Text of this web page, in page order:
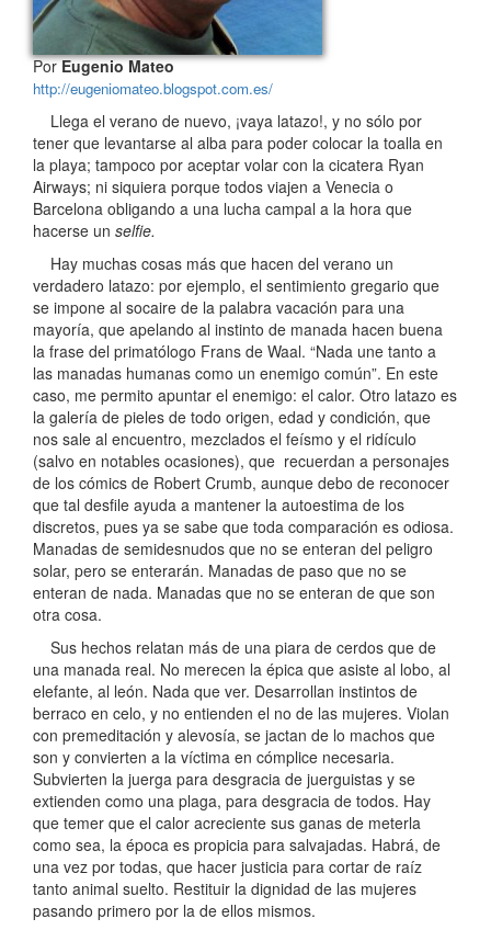
PorEugenio Mateo
http://eugeniomateo.blogspot.com.es/
Llega el verano de nuevo, ¡vaya latazo!, y no sólo por
tener que levantarse al alba para poder colocar la toalla en
la playa; tampoco por aceptar volar con la cicatera Ryan
Airways; ni siquiera porque todos viajen a Venecia o
Barcelona obligando a una lucha campal a la hora que
hacerse un selfie.
Hay muchas cosas más que hacen del verano un
verdadero latazo: por ejemplo, el sentimiento gregario que
se impone al socaire de la palabra vacación para una
mayoría, que apelando al instinto de manada hacen buena
la frase del primatólogo Frans de Waal. “Nada une tanto a
las manadas humanas como un enemigo común”. En este
caso, me permito apuntar el enemigo: el calor. Otro latazo es
la galería de pieles de todo origen, edad y condición, que
nos sale al encuentro, mezclados el feísmo y el ridículo
(salvo en notables ocasiones), que recuerdan a personajes
de los cómics de Robert Crumb, aunque debo de reconocer
que tal desfile ayuda a mantener la autoestima de los
discretos, pues ya se sabe que toda comparación es odiosa.
Manadas de semidesnudos que no se enteran del peligro
solar, pero se enterarán. Manadas de paso que no se
enteran de nada. Manadas que no se enteran de que son
otra cosa.
Sus hechos relatan más de una piara de cerdos que de
una manada real. No merecen la épica que asiste al lobo, al
elefante, al león. Nada que ver. Desarrollan instintos de
berraco en celo, y no entienden el no de las mujeres. Violan
con premeditación y alevosía, se jactan de lo machos que
son y convierten a la víctima en cómplice necesaria.
Subvierten la juerga para desgracia de juerguistas y se
extienden como una plaga, para desgracia de todos. Hay
que temer que el calor acreciente sus ganas de meterla
como sea, la época es propicia para salvajadas. Habrá, de
una vez por todas, que hacer justicia para cortar de raíz
tanto animal suelto. Restituir la dignidad de las mujeres
pasando primero por la de ellos mismos.